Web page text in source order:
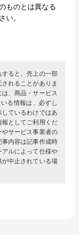
ものとは異なる
い。
ると、売上の一部
れることがありま
、商品・サービス
る情報は、必ずし
ているわけではあ
としてご利用くだ
サービス事業者の
内容は記事作成時
ルによって仕様や
中止されている場